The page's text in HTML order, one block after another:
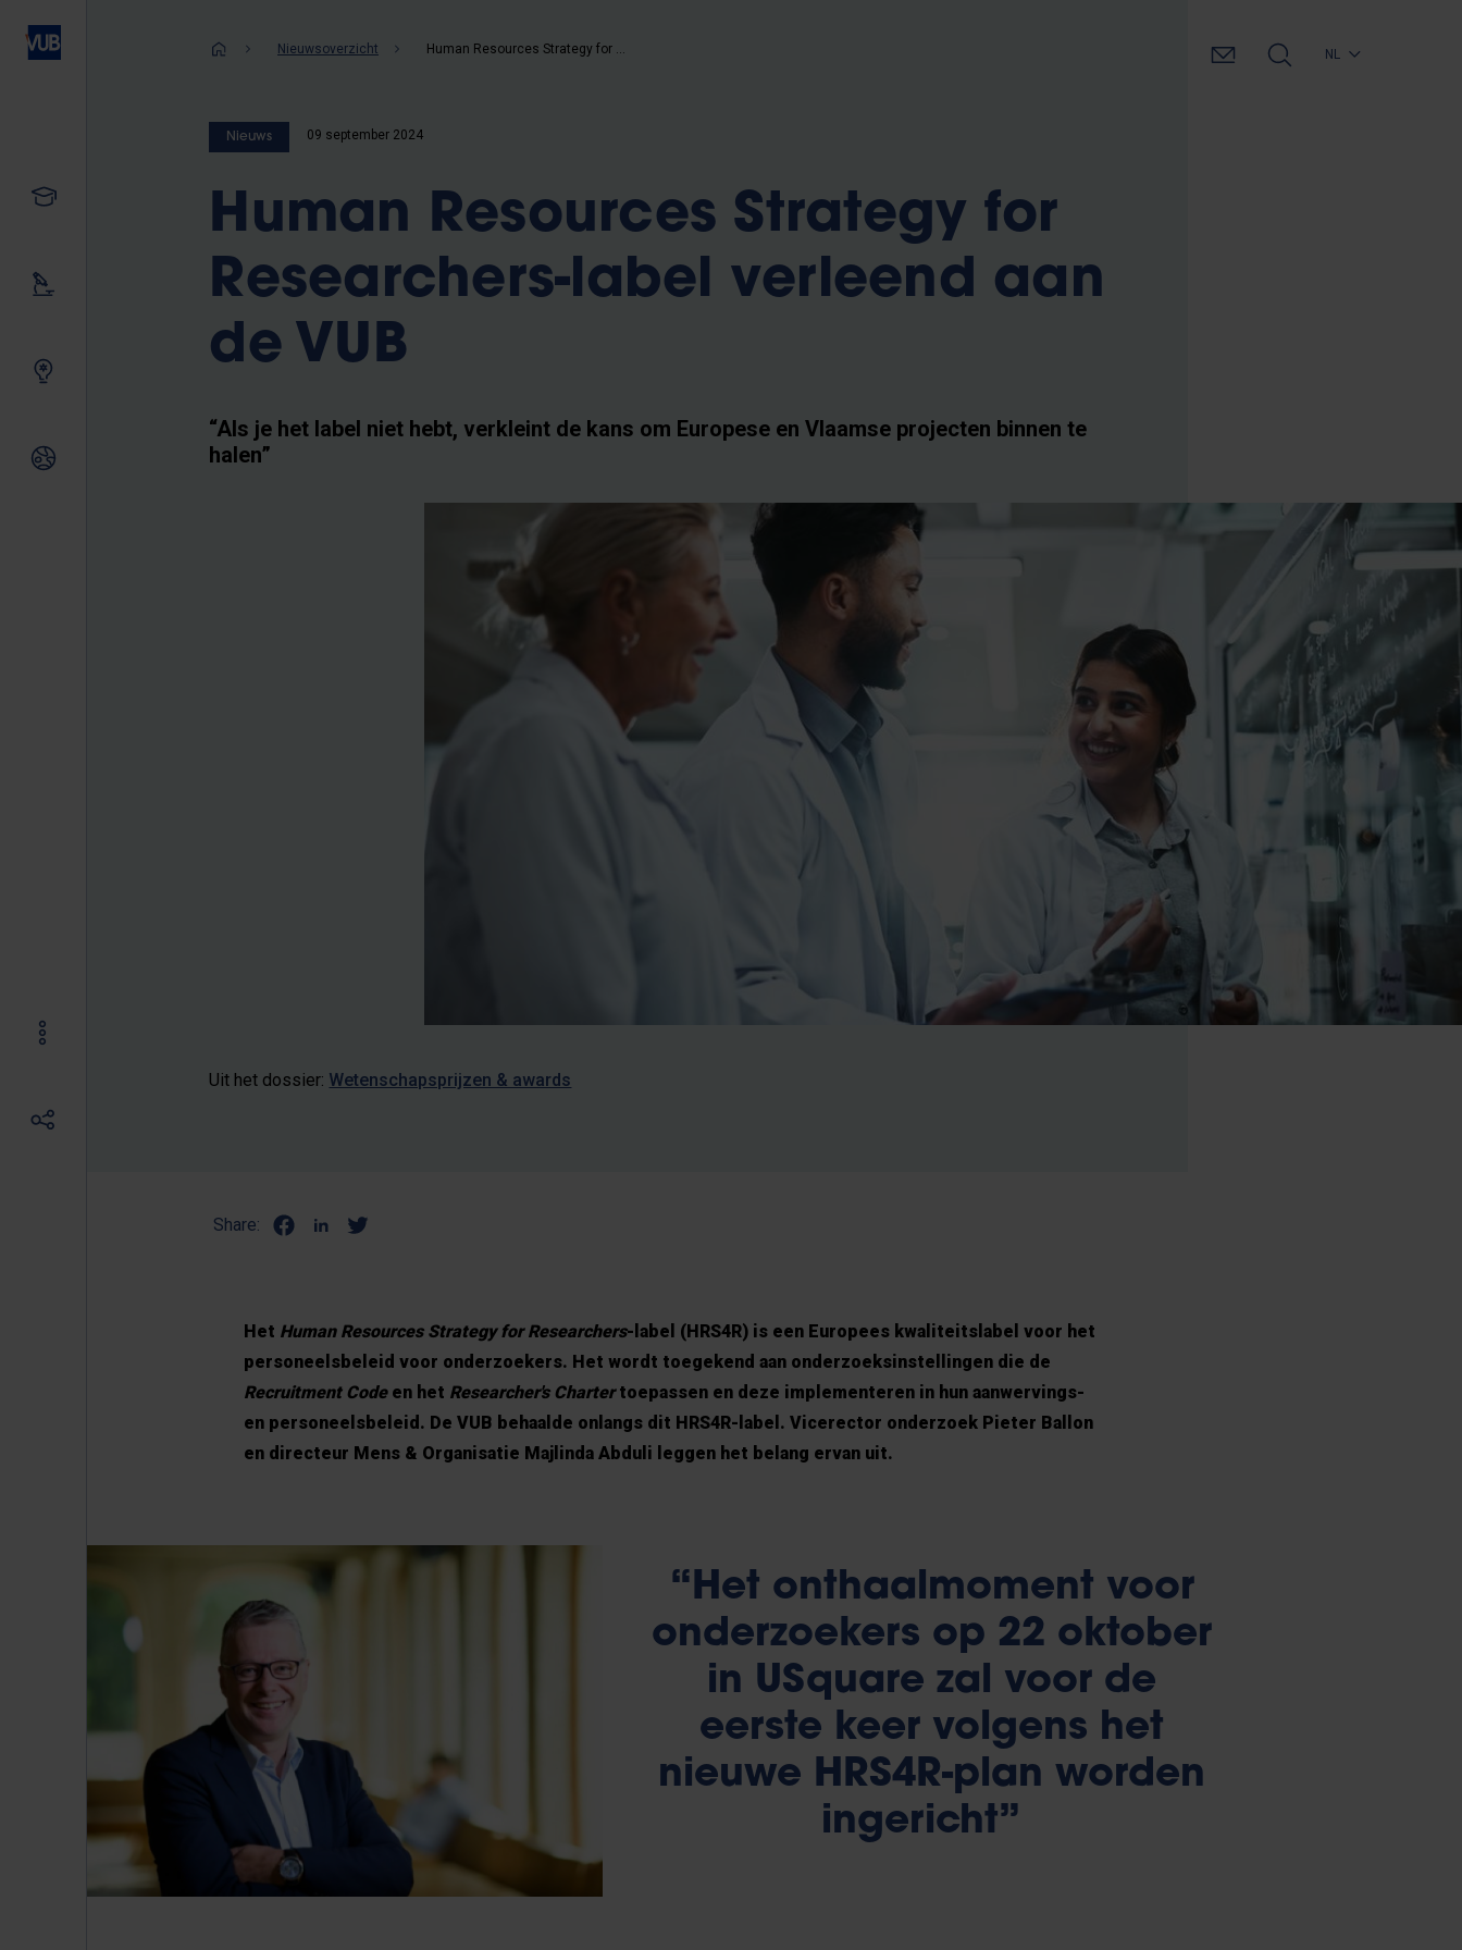
Ons onderzoek
Internationale relaties
Kruimelpad
Nieuwsoverzicht NL
Nieuws 09 september 2024
Human Resources Strategy for
Researchers-label verleend aan
de VUB
“Als je het label niet hebt, verkleint de kans om Europese en Vlaamse projecten binnen te
halen”
Uit het dossier: Wetenschapsprijzen & awards
Share:
Het Human Resources Strategy for Researchers-label (HRS4R) is een Europees kwaliteitslabel voor het
personeelsbeleid voor onderzoekers. Het wordt toegekend aan onderzoeksinstellingen die de
Recruitment Codeen het Researcher's Chartertoepassen en deze implementeren in hun aanwervings-
en personeelsbeleid. De VUB behaalde onlangs dit HRS4R-label. Vicerector onderzoek Pieter Ballon
en directeur Mens & Organisatie Majlinda Abduli leggen het belang ervan uit.
“Het onthaalmoment voor
onderzoekers op 22 oktober
in USquare zal voor de
eerste keer volgens het
nieuwe HRS4R-plan worden
ingericht”